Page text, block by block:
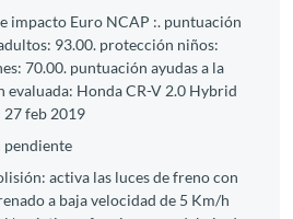
impacto Euro NCAP :. puntuación
93.00. protección niños:
70.00. puntuación ayudas a la
evaluada: Honda CR-V 2.0 Hybrid
27 feb 2019
pendiente
activa las luces de freno con
a baja velocidad de 5 Km/h